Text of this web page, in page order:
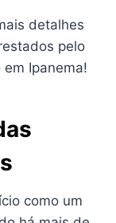
detalhes
pelo
Ipanema!
como um